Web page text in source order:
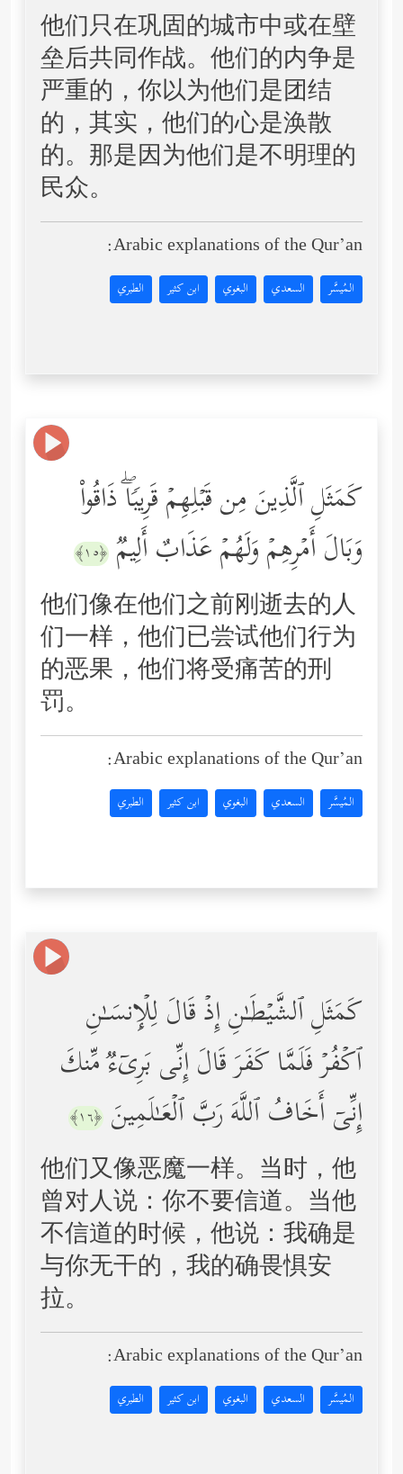
他们只在巩固的城市中或在壁
垒后共同作战。他们的内争是
严重的，你以为他们是团结
的，其实，他们的心是涣散
的。那是因为他们是不明理的
民众。
Arabic explanations of the Qur’an:
المُيسَّر السعدي البغوي ابن كثير الطبري
كَمَثَلِ ٱلَّذِینَ مِن قَبۡلِهِمۡ قَرِیبࣰاۖ ذَاقُواْ
وَبَالَ أَمۡرِهِمۡ وَلَهُمۡ عَذَابٌ أَلِیمࣱ ﴿١٥﴾
他们像在他们之前刚逝去的人
们一样，他们已尝试他们行为
的恶果，他们将受痛苦的刑
罚。
Arabic explanations of the Qur’an:
المُيسَّر السعدي البغوي ابن كثير الطبري
كَمَثَلِ ٱلشَّیۡطَـٰنِ إِذۡ قَالَ لِلۡإِنسَـٰنِ
ٱكۡفُرۡ فَلَمَّا كَفَرَ قَالَ إِنِّی بَرِیۤءࣱ مِّنكَ
إِنِّیۤ أَخَافُ ٱللَّهَ رَبَّ ٱلۡعَـٰلَمِینَ ﴿١٦﴾
他们又像恶魔一样。当时，他
曾对人说：你不要信道。当他
不信道的时候，他说：我确是
与你无干的，我的确畏惧安
拉。
Arabic explanations of the Qur’an:
المُيسَّر السعدي البغوي ابن كثير الطبري